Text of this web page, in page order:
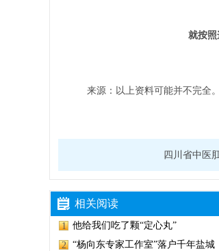
就按照
来源：以上资料可能并不完全
四川省中医
相关阅读
1 他给我们吃了颗“定心丸”
2
“杨向东专家工作室”落户千年盐城